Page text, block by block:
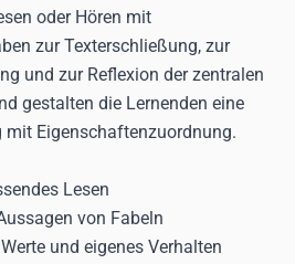
oder Hören mit
zur Texterschließung, zur
und zur Reflexion der zentralen
gestalten die Lernenden eine
mit Eigenschaftenzuordnung.
Lesen
von Fabeln
und eigenes Verhalten